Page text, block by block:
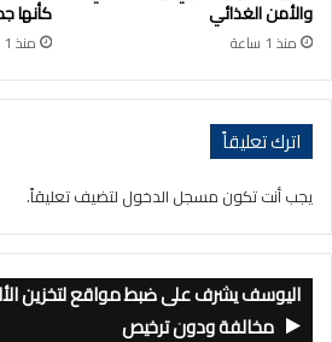
والأمن الغذائي
منذ 1 ساعة
كأنها
منذ 1 ساعة
اترك تعليقاً
يجب أنت تكون مسجل الدخول لتضيف تعليقاً.
اليوسف يشرف على ضبط مواقع لتخزين
مخالفة ودون ترخيص